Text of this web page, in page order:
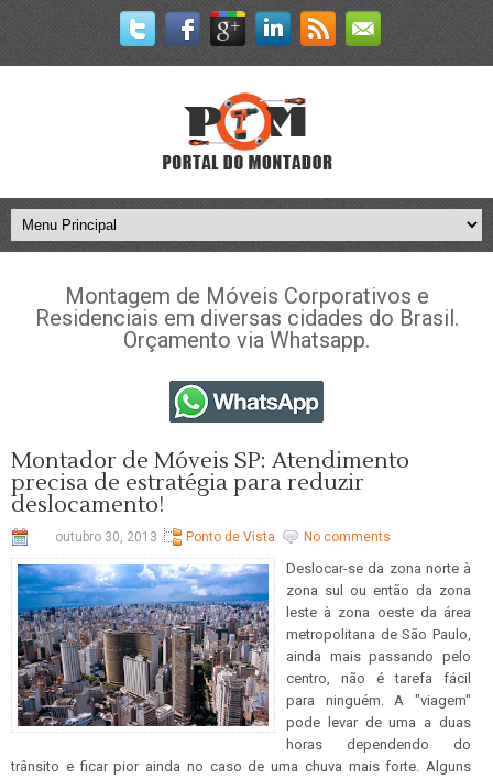
Montagem de Móveis Corporativos e
Residenciais em diversas cidades do Brasil.
Orçamento via Whatsapp.
Montador de Móveis SP: Atendimento
precisa de estratégia para reduzir
deslocamento!
outubro 30, 2013 Ponto de Vista No comments
Deslocar-se da zona norte à
zona sul ou então da zona
leste à zona oeste da área
metropolitana de São Paulo,
ainda mais passando pelo
centro, não é tarefa fácil
para ninguém. A "viagem"
pode levar de uma a duas
horas dependendo do
trânsito e ficar pior ainda no caso de uma chuva mais forte. Alguns